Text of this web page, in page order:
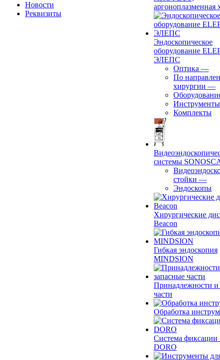
Новости
Реквизиты
аргоноплазменная
Эндоскопическое
оборудование
ЭЛЕПС
Оптика —
По
хирургии —
Инструменты
Комплекты
системы
стойки —
Эндоскопы
Хирургические
Beacon
Гибкая эндоскопия
MINDSION
Принадлежности и
части
Обработка
Система фиксации
DORO